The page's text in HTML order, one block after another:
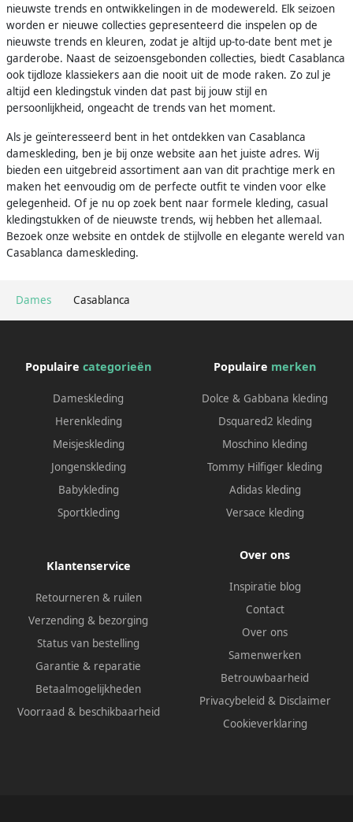
Dames Casablanca
nieuwste trends en ontwikkelingen in de modewereld. Elk seizoen
worden er nieuwe collecties gepresenteerd die inspelen op de
nieuwste trends en kleuren, zodat je altijd up-to-date bent met je
garderobe. Naast de seizoensgebonden collecties, biedt Casablanca
ook tijdloze klassiekers aan die nooit uit de mode raken. Zo zul je
altijd een kledingstuk vinden dat past bij jouw stijl en
persoonlijkheid, ongeacht de trends van het moment.
Als je geïnteresseerd bent in het ontdekken van Casablanca
dameskleding, ben je bij onze website aan het juiste adres. Wij
bieden een uitgebreid assortiment aan van dit prachtige merk en
maken het eenvoudig om de perfecte outfit te vinden voor elke
gelegenheid. Of je nu op zoek bent naar formele kleding, casual
kledingstukken of de nieuwste trends, wij hebben het allemaal.
Bezoek onze website en ontdek de stijlvolle en elegante wereld van
Casablanca dameskleding.
Populaire categorieën
Dameskleding
Herenkleding
Meisjeskleding
Jongenskleding
Babykleding
Sportkleding
Populaire merken
Dolce & Gabbana kleding
Dsquared2 kleding
Moschino kleding
Tommy Hilfiger kleding
Adidas kleding
Versace kleding
Klantenservice
Retourneren & ruilen
Verzending & bezorging
Status van bestelling
Garantie & reparatie
Betaalmogelijkheden
Voorraad & beschikbaarheid
Over ons
Inspiratie blog
Contact
Over ons
Samenwerken
Betrouwbaarheid
Privacybeleid & Disclaimer
Cookieverklaring